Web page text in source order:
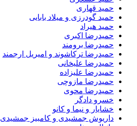
حمید قهاری
حمید گودرزی و میلاد بابایی
حمید هیراد
حمیدرضا اکبری
حمیدرضا برومند
حمیدرضا ترکاشوند و امیریل ارجمند
حمیدرضا علیخانی
حمیدرضا علیزاده
حمیدرضا مازوچی
حمیدرضا محوی
خسرو دادگر
خشایار و نیما و کانو
داریوش جمشیدی و کامبیز جمشیدی